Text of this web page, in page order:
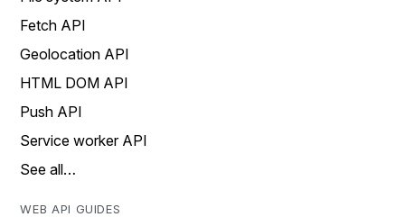
Fetch API
Geolocation API
HTML DOM API
Push API
Service worker API
See all…
WEB API GUIDES